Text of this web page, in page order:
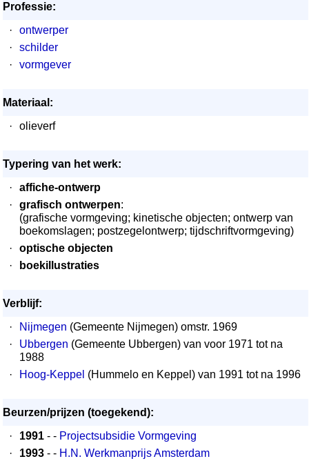
Professie:
·
ontwerper
·
schilder
·
vormgever
Materiaal:
·
olieverf
Typering van het werk:
·
affiche-ontwerp
·
grafisch ontwerpen:
(grafische vormgeving; kinetische objecten; ontwerp van
boekomslagen; postzegelontwerp; tijdschriftvormgeving)
·
optische objecten
·
boekillustraties
Verblijf:
·
Nijmegen (Gemeente Nijmegen) omstr. 1969
·
Ubbergen (Gemeente Ubbergen) van voor 1971 tot na
1988
·
Hoog-Keppel (Hummelo en Keppel) van 1991 tot na 1996
Beurzen/prijzen (toegekend):
·
1991 - - Projectsubsidie Vormgeving
·
1993 - - H.N. Werkmanprijs Amsterdam